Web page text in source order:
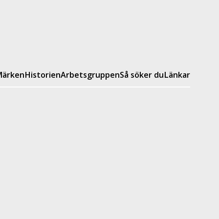
HistorienArbetsgruppenSå söker duLänkar